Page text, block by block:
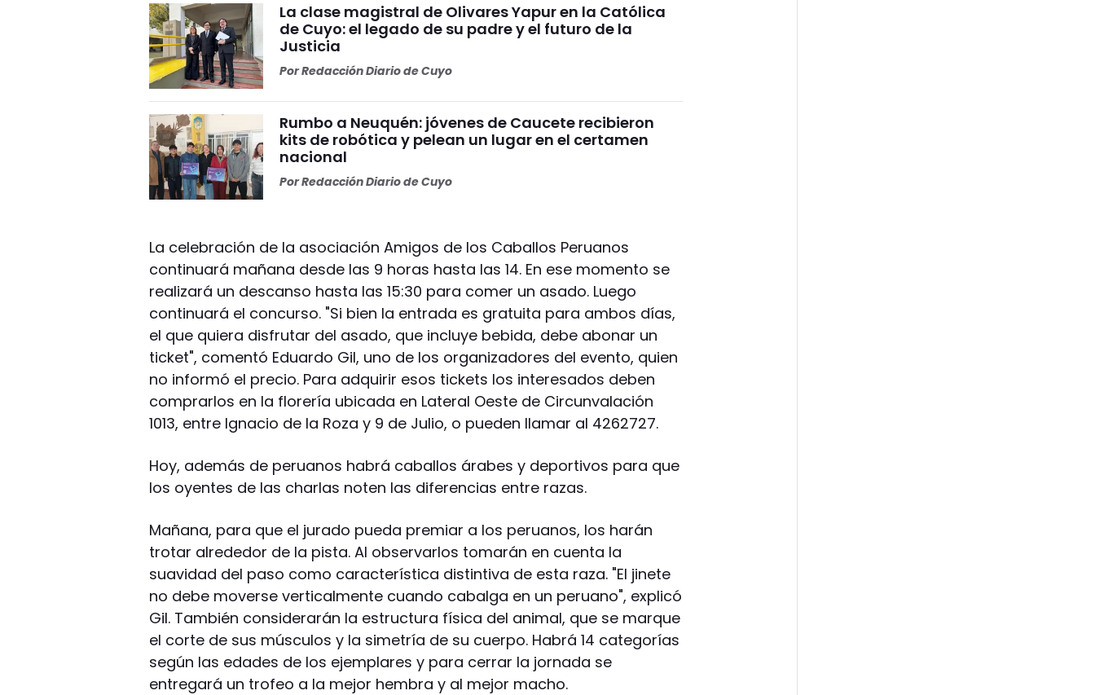
La clase magistral de Olivares Yapur en la Católica
de Cuyo: el legado de su padre y el futuro de la
Justicia
PorRedacción Diario de Cuyo
Rumbo a Neuquén: jóvenes de Caucete recibieron
kits de robótica y pelean un lugar en el certamen
nacional
PorRedacción Diario de Cuyo
La celebración de la asociación Amigos de los Caballos Peruanos
continuará mañana desde las 9 horas hasta las 14. En ese momento se
realizará un descanso hasta las 15:30 para comer un asado. Luego
continuará el concurso. "Si bien la entrada es gratuita para ambos días,
el que quiera disfrutar del asado, que incluye bebida, debe abonar un
ticket", comentó Eduardo Gil, uno de los organizadores del evento, quien
no informó el precio. Para adquirir esos tickets los interesados deben
comprarlos en la florería ubicada en Lateral Oeste de Circunvalación
1013, entre Ignacio de la Roza y 9 de Julio, o pueden llamar al 4262727.
Hoy, además de peruanos habrá caballos árabes y deportivos para que
los oyentes de las charlas noten las diferencias entre razas.
Mañana, para que el jurado pueda premiar a los peruanos, los harán
trotar alrededor de la pista. Al observarlos tomarán en cuenta la
suavidad del paso como característica distintiva de esta raza. "El jinete
no debe moverse verticalmente cuando cabalga en un peruano", explicó
Gil. También considerarán la estructura física del animal, que se marque
el corte de sus músculos y la simetría de su cuerpo. Habrá 14 categorías
según las edades de los ejemplares y para cerrar la jornada se
entregará un trofeo a la mejor hembra y al mejor macho.